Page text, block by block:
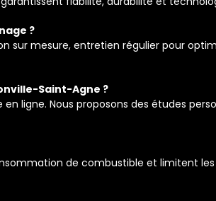
?
sur mesure, entretien régulier pour
Saint-Agne ?
ligne. Nous proposons des études
de combustible et limitent les